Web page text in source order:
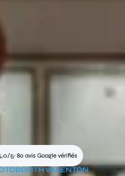
5· 80 avis Google vérifiés
VALENTON